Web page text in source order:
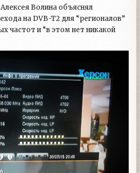
Волина объяснял
на DVB-T2 для “регионалов”
частот и “в этом нет никакой